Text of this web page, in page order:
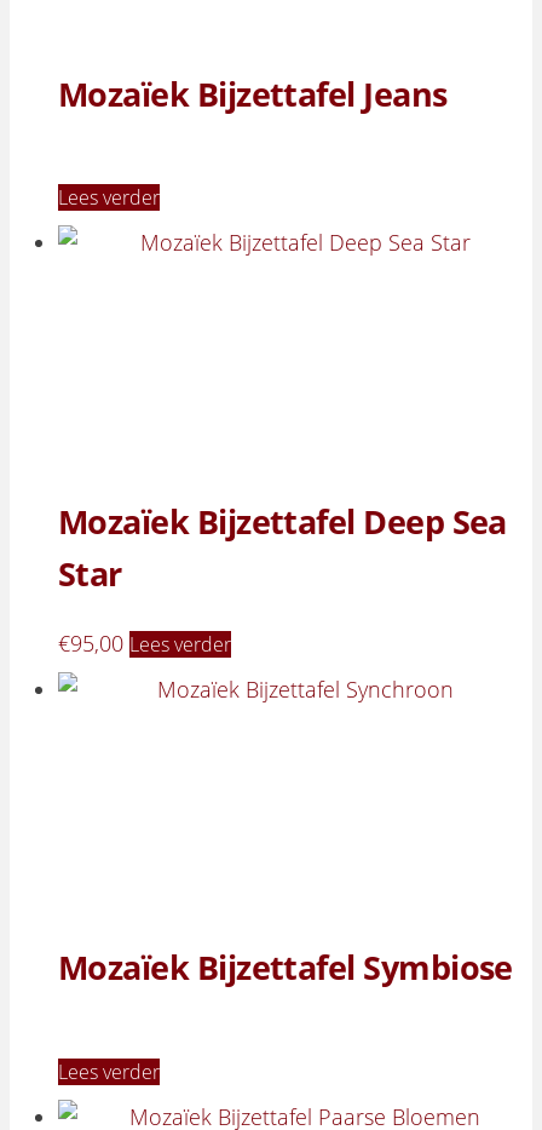
Mozaïek Bijzettafel Jeans
Lees verder
Mozaïek Bijzettafel Deep Sea
Star
€95,00 Lees verder
Mozaïek Bijzettafel Symbiose
Lees verder